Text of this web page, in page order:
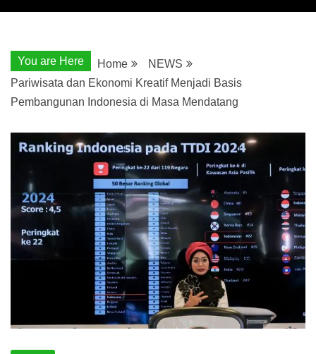
You are Here Home
NEWS
Pariwisata dan Ekonomi Kreatif Menjadi Basis
Pembangunan Indonesia di Masa Mendatang